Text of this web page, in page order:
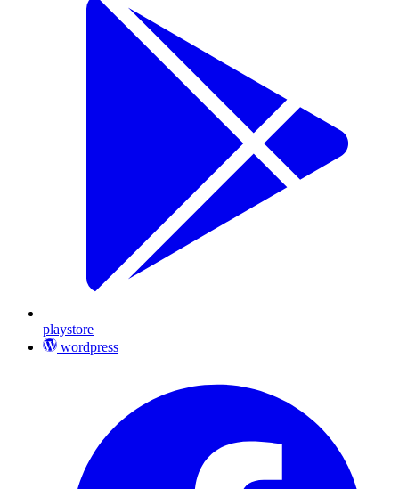
playstore
wordpress